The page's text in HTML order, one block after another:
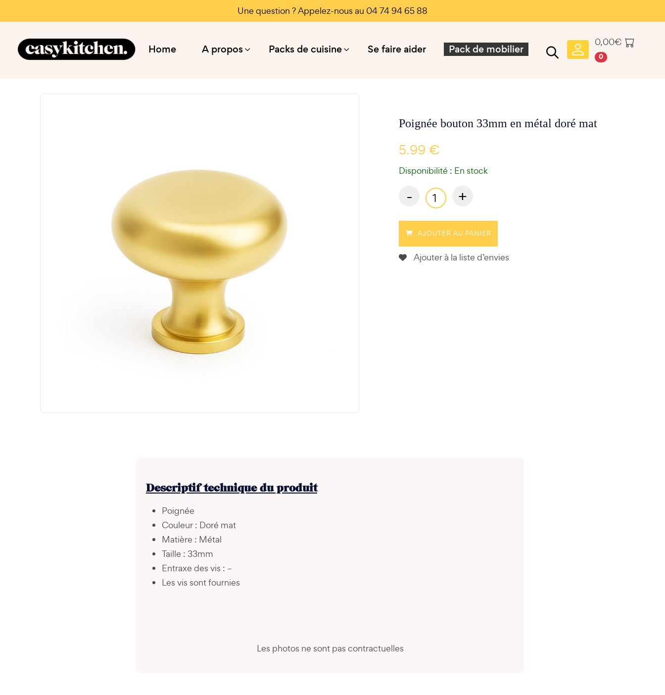
Une question ? Appelez-nous au 04 74 94 65 88
0,00€
0
Home A propos Packs de cuisine Se faire aider Pack de mobilier
Poignée bouton 33mm en métal doré mat
5.99 €
Disponibilité : En stock
- +
AJOUTER AU PANIER
Ajouter à la liste d’envies
Descriptif technique du produit
Poignée
Couleur : Doré mat
Matière : Métal
Taille : 33mm
Entraxe des vis : –
Les vis sont fournies
Les photos ne sont pas contractuelles